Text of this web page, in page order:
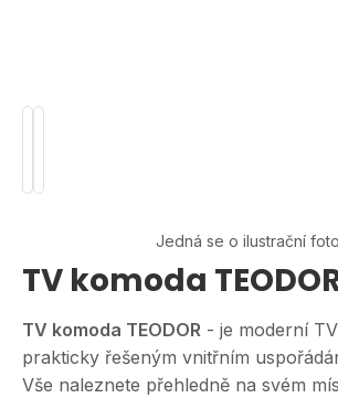
Jedná se o ilustrační foto
TV komoda
TV komoda TEODOR - je moderní
prakticky řešeným vnitřním
Vše naleznete přehledně na svém